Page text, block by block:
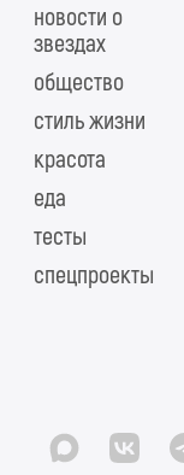
новости о
звездах
общество
стиль жизни
красота
еда
тесты
спецпроекты